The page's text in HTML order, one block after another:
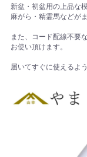
新盆・初盆用の上品な
麻がら・精霊馬などが
また、コード配線不要
お使い頂けます。
届いてすぐに使えるよ